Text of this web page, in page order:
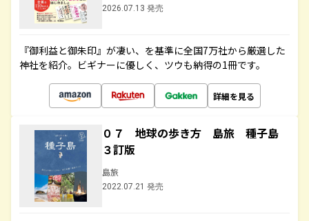
2026.07.13 発売
『御利益と御朱印』が凄い、を基準に全国7万社から厳選した
神社を紹介。ビギナーに優しく、ツウも納得の1冊です。
詳細を見る
０７ 地球の歩き方 島旅 種子島
３訂版
島旅
2022.07.21 発売